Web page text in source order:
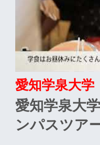
愛知学泉大学
愛知学泉大
ンパスツアー